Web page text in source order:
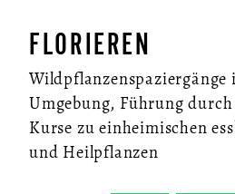
FLORIEREN
Wildpflanzenspaziergänge
Umgebung, Führung
Kurse zu einheimischen
und Heilpflanzen